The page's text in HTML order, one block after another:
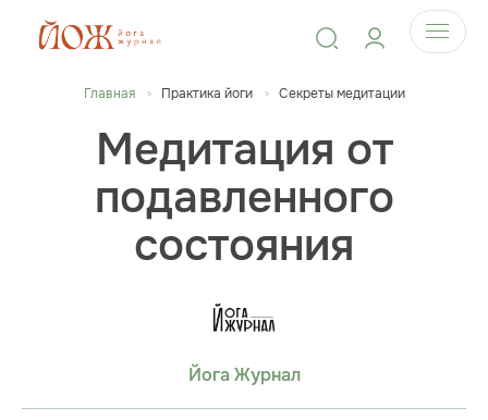
Главная Практика йоги Секреты медитации
Медитация от
подавленного
состояния
Йога Журнал